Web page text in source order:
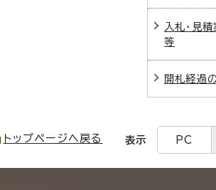
入札・見
等
開札経過
トップページへ戻る 表示 PC